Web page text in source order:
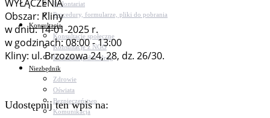
Wolontariat
Procedury, formularze, pliki do pobrania
Konsultacje
Konsultacje społeczne
Konsultacje z NGO
Konsultacje dot. dróg
Niezbędnik
Zdrowie
Oświata
Bezpieczeństwo
Komunikacja
WYŁĄCZENIA
Obszar: Kliny
w dniu: 14-01-2025 r.
w godzinach: 08:00 - 13:00
Kliny: ul. Brzozowa 24, 28, dz. 26/30.
Udostępnij ten wpis na: